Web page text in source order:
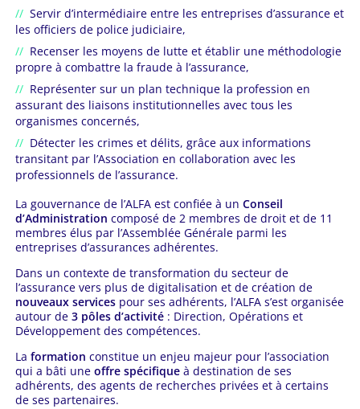
Servir d’intermédiaire entre les entreprises d’assurance et
les officiers de police judiciaire,
Recenser les moyens de lutte et établir une méthodologie
propre à combattre la fraude à l’assurance,
Représenter sur un plan technique la profession en
assurant des liaisons institutionnelles avec tous les
organismes concernés,
Détecter les crimes et délits, grâce aux informations
transitant par l’Association en collaboration avec les
professionnels de l’assurance.
La gouvernance de l’ALFA est confiée à un Conseil
d’Administration composé de 2 membres de droit et de 11
membres élus par l’Assemblée Générale parmi les
entreprises d’assurances adhérentes.
Dans un contexte de transformation du secteur de
l’assurance vers plus de digitalisation et de création de
nouveaux servicespour ses adhérents, l’ALFA s’est organisée
autour de 3 pôles d’activité: Direction, Opérations et
Développement des compétences.
La formation constitue un enjeu majeur pour l’association
qui a bâti une offre spécifiqueà destination de ses
adhérents, des agents de recherches privées et à certains
de ses partenaires.